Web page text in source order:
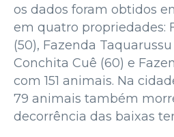
os dados foram obtidos
em quatro propriedades:
(50), Fazenda
Conchita Cuê (60) e
com 151 animais. Na
79 animais também
decorrência das baixas